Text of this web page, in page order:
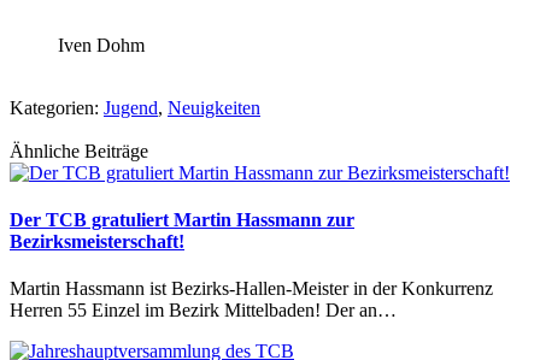
Iven Dohm
Kategorien: Jugend, Neuigkeiten
Ähnliche Beiträge
Der TCB gratuliert Martin Hassmann zur
Bezirksmeisterschaft!
Martin Hassmann ist Bezirks-Hallen-Meister in der Konkurrenz
Herren 55 Einzel im Bezirk Mittelbaden! Der an…